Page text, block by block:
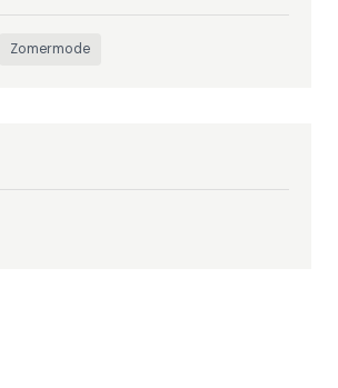
Zomermode